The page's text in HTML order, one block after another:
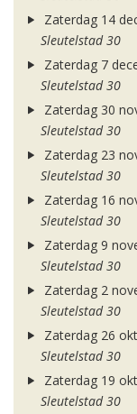
Zaterdag 14
Sleutelstad 30
Zaterdag 7
Sleutelstad 30
Zaterdag 30
Sleutelstad 30
Zaterdag 23
Sleutelstad 30
Zaterdag 16
Sleutelstad 30
Zaterdag 9
Sleutelstad 30
Zaterdag 2
Sleutelstad 30
Zaterdag 26
Sleutelstad 30
Zaterdag 19
Sleutelstad 30